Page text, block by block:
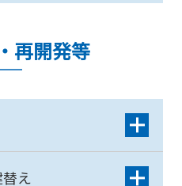
再開発等
え